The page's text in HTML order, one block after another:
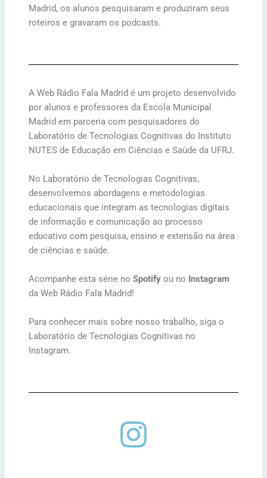
Madrid, os alunos pesquisaram e produziram seus
roteiros e gravaram os podcasts.
A Web Rádio Fala Madrid é um projeto desenvolvido
por alunos e professores da Escola Municipal
Madrid em parceria com pesquisadores do
Laboratório de Tecnologias Cognitivas do Instituto
NUTES de Educação em Ciências e Saúde da UFRJ.
No Laboratório de Tecnologias Cognitivas,
desenvolvemos abordagens e metodologias
educacionais que integram as tecnologias digitais
de informação e comunicação ao processo
educativo com pesquisa, ensino e extensão na área
de ciências e saúde.
Acompanhe esta série no Spotifyou no Instagram
da Web Rádio Fala Madrid!
Para conhecer mais sobre nosso trabalho, siga o
Laboratório de Tecnologias Cognitivas no
Instagram.